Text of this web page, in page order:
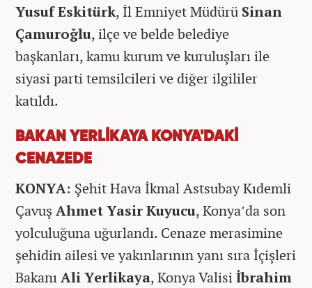
Yusuf Eskitürk, İl Emniyet Müdürü Sinan
Çamuroğlu, ilçe ve belde belediye
başkanları, kamu kurum ve kuruluşları ile
siyasi parti temsilcileri ve diğer ilgililer
katıldı.
BAKAN YERLİKAYA KONYA'DAKİ
CENAZEDE
KONYA: Şehit Hava İkmal Astsubay Kıdemli
Çavuş Ahmet Yasir Kuyucu, Konya’da son
yolculuğuna uğurlandı. Cenaze merasimine
şehidin ailesi ve yakınlarının yanı sıra İçişleri
BakanıAli Yerlikaya, Konya Valisiİbrahim